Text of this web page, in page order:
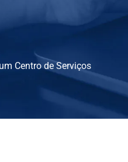
Centro de Serviços